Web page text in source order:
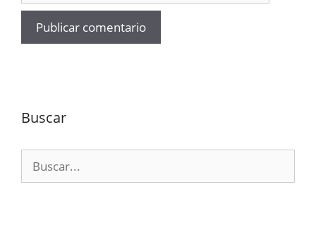
Buscar